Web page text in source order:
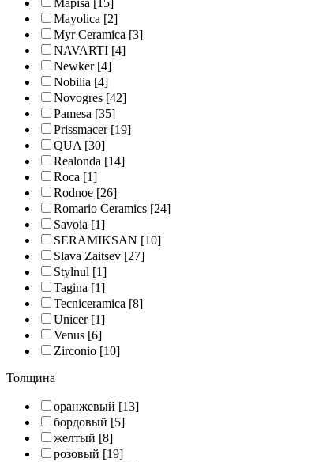
Mapisa [15]
Mayolica [2]
Myr Ceramica [3]
NAVARTI [4]
Newker[4]
Nobilia [4]
Novogres [42]
Pamesa [35]
Prissmacer[19]
QUA[30]
Realonda [14]
Roca [1]
Rodnoe [26]
Romario Ceramics [24]
Savoia [1]
SERAMIKSAN [10]
Slava Zaitsev [27]
Stylnul [1]
Tagina [1]
Tecniceramica [8]
Unicer[1]
Venus [6]
Zirconio [10]
Толщина
оранжевый [13]
бордовый [5]
желтый [8]
розовый [19]